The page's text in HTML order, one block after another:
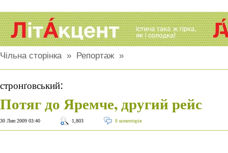
Чільна сторінка» Репортаж »
стронґовський:
Потяг до Яремче, другий рейс
30 Лип 2009 03:40 1,803 8 коментарів